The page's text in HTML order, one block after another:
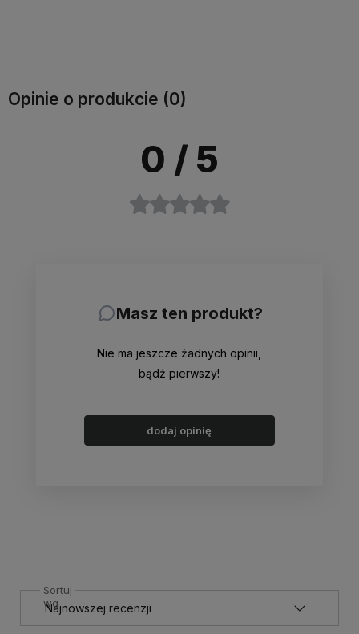
Opinie o produkcie (0)
0 / 5
Masz ten produkt?
Nie ma jeszcze żadnych opinii,
bądź pierwszy!
dodaj opinię
Sortuj
wg